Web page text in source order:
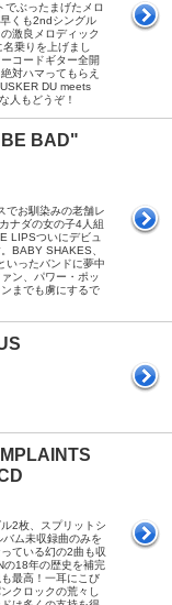
でぶったまげたメロ
くも2ndシングル
激良メロディック
乗りを上げまし
コードギター全開
対ハマってもらえ
DU meets
人もどうぞ！
BE BAD"
でお馴染みの老舗レ
ナダの女の子4人組
LIPSついにデビュ
BABY SHAKES、
いったバンドに夢中
ン、パワー・ポッ
までも虜にするで
2枚、スプリットシ
ム未収録曲のみを
ている幻の2曲も収
の18年の歴史を補完
最高！一耳にこび
クロックの荒々し